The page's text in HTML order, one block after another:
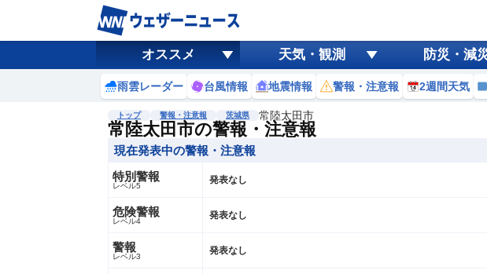
オススメ 天気・観測 防災・減
雨雲レーダー 台風情報 地震情報 警報・注意報 2週間天気
トップ 警報・注意報 茨城県 常陸太田市
常陸太田市の警報・注意報
現在発表中の警報・注意報
特別警報
レベル5 発表なし
危険警報
レベル4 発表なし
警報
レベル3 発表なし